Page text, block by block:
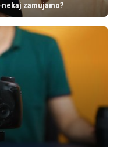
zamujamo?